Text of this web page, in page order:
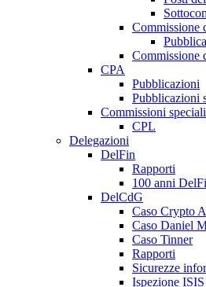
Commissione
Commissione
CPA
Pubblicazioni
Pubblicazioni
Commissioni speciali
CPL
Delegazioni
DelFin
Rapporti
100 anni
DelCdG
Caso Crypto
Caso Daniel
Caso Tinner
Rapporti
Sicurezze
Ispezione ISIS